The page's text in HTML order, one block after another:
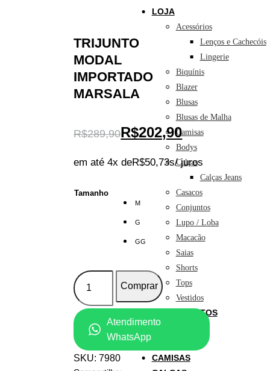
LOJA
Acessórios
Lenços e Cachecóis
Lingerie
Biquínis
Blazer
Blusas
Blusas de Malha
Camisas
Bodys
Calças
Calças Jeans
Casacos
Conjuntos
Lupo / Loba
Macacão
Saias
Shorts
Tops
Vestidos
LANÇAMENTOS
ACESSÓRIOS
CAMISAS
TRIJUNTO
MODAL
IMPORTADO
MARSALA
R$289,90
O
original
R$289,90.
R$202,90
O
atual
R$202,90.
em até 4x deR$50,73s/ juros
Tamanho
M
G
GG
Trijunto
Modal
Importado
Marsala
quantidade
Comprar
Atendimento
WhatsApp
SKU:7980